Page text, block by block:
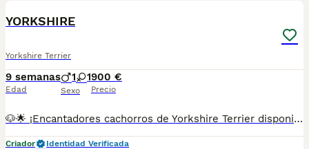
YORKSHIRE
Yorkshire Terrier
9 semanas
Edad
1 1
Sexo
900 €
Precio
🐶🌟 ¡Encantadores cachorros de Yorkshire Terrier disponibles! 🐾💕 Pequeños tesoros llenos de alegría y cariño. ❤️ Estos cachorros destacan por su tamaño compacto, su precioso aspecto y su carácter dulce, juguetón e inteligente. Son perfectos para quienes buscan un compañero fiel y lleno de amor. 🏡🥰 ✨ Una raza elegante y muy especial, ideal para compartir grandes momentos. ✅ Criados en un entorno familiar con mucho mimo. ✅ Se entregan con la edad adecuada. ✅ Desparasitados y con la documentación correspondiente según su edad. 📸 Se pueden enviar fotos y vídeos sin compromiso. 📲 **Información:** 687482079 📍 Galicia, Madrid, Valencia, Barcelona, Sevilla, Almería, Pamplona.
Criador
Identidad Verificada